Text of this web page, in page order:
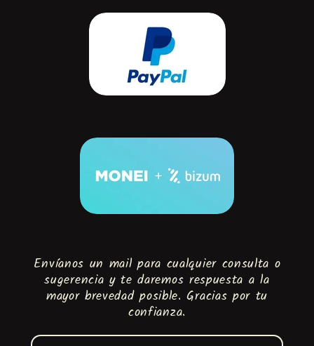
Envíanos un mail para cualquier consulta o
sugerencia y te daremos respuesta a la
mayor brevedad posible. Gracias por tu
confianza.